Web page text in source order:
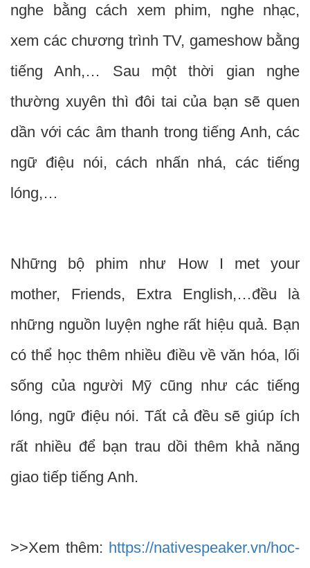
nghe bằng cách xem phim, nghe nhạc,
xem các chương trình TV, gameshow bằng
tiếng Anh,… Sau một thời gian nghe
thường xuyên thì đôi tai của bạn sẽ quen
dần với các âm thanh trong tiếng Anh, các
ngữ điệu nói, cách nhấn nhá, các tiếng
lóng,…
Những bộ phim như How I met your
mother, Friends, Extra English,…đều là
những nguồn luyện nghe rất hiệu quả. Bạn
có thể học thêm nhiều điều về văn hóa, lối
sống của người Mỹ cũng như các tiếng
lóng, ngữ điệu nói. Tất cả đều sẽ giúp ích
rất nhiều để bạn trau dồi thêm khả năng
giao tiếp tiếng Anh.
>>Xem thêm: https://nativespeaker.vn/hoc-